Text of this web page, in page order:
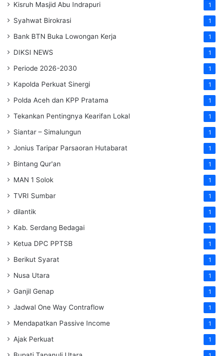
Kisruh Masjid Abu Indrapuri 1
Syahwat Birokrasi 1
Bank BTN Buka Lowongan Kerja 1
DIKSI NEWS 1
Periode 2026-2030 1
Kapolda Perkuat Sinergi 1
Polda Aceh dan KPP Pratama 1
Tekankan Pentingnya Kearifan Lokal 1
Siantar – Simalungun 1
Jonius Taripar Parsaoran Hutabarat 1
Bintang Qur'an 1
MAN 1 Solok 1
TVRI Sumbar 1
dilantik 1
Kab. Serdang Bedagai 1
Ketua DPC PPTSB 1
Berikut Syarat 1
Nusa Utara 1
Ganjil Genap 1
Jadwal One Way Contraflow 1
Mendapatkan Passive Income 1
Ajak Perkuat 1